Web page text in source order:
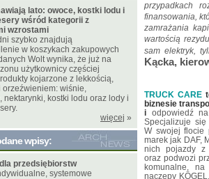
przypadkach
finansowania,
zamrażania
wartością
sam elektryk,
Kącka,
TRUCK CARE
biznesie
i odpowiedź
Specjalizuje się
W swojej flocie
marek jak DAF,
nich pojazdy z
oraz podwozi
komunalne, na
naczepy
lato: owoce, kostki lodu i
wśród kategorii z
wzrostami
szybko znajdują
w koszykach zakupowych
Wolt wynika, że już na
użytkownicy częściej
kojarzone z lekkością,
orzeźwieniem: wiśnie,
nektarynki, kostki lodu oraz lody i
więcej »
wpisy:
przedsiębiorstw
systemowe